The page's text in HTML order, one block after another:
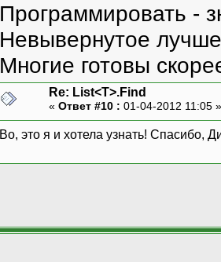
Программировать -
Невывернутое
Многие готовы
Re: List<T>.Find
« Ответ #10 : 01-04-2012 11:05
Во, это я и хотела узнать! Спасибо,